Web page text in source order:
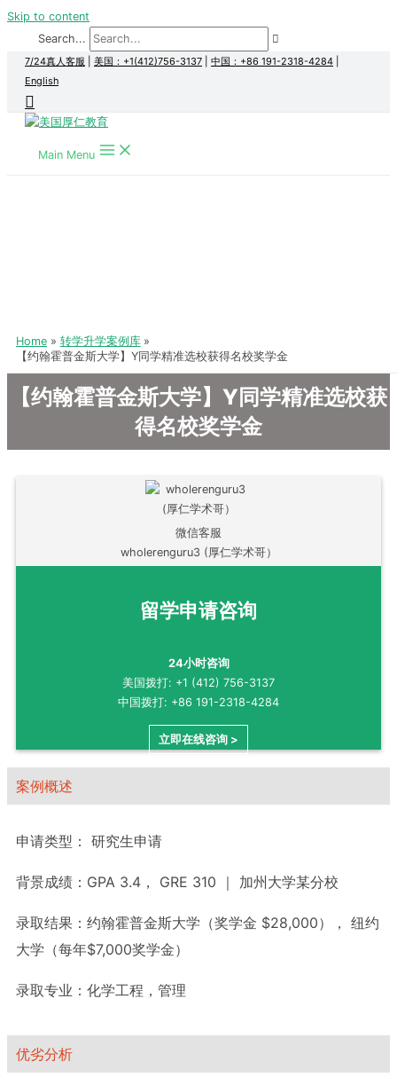
Skip to content
Search...
7/24真人客服 美国：+1(412)756-3137 中国：+86 191-2318-4284
English
Main Menu
Home
转学升学案例库
【约翰霍普金斯大学】Y同学精准选校获得名校奖学金
【约翰霍普金斯大学】Y同学精准选校获
得名校奖学金
微信客服
wholerenguru3 (厚仁学术哥）
留学申请咨询
24小时咨询
美国拨打: +1 (412) 756-3137
中国拨打: +86 191-2318-4284
立即在线咨询 >
案例概述
申请类型： 研究生申请
背景成绩： GPA 3.4， GRE 310 ｜ 加州大学某分校
录取结果： 约翰霍普金斯大学（奖学金 $28,000）， 纽约
大学（每年$7,000奖学金）
录取专业： 化学工程，管理
优劣分析